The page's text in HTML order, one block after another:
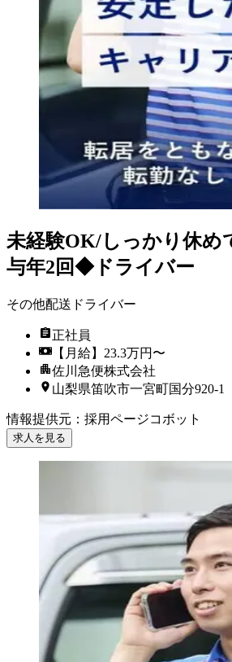
未経験OK/しっかり休め
与年2回◆ドライバー
その他配送ドライバー
正社員
【月給】23.3万円〜
佐川急便株式会社
山梨県笛吹市一宮町国分920-1
情報提供元 ： 採用ページコボット
求人を見る